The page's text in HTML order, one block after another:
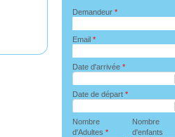
Demandeur *
Email *
Date d'arrivée *
Date de départ *
Nombre
d'Adultes *
Nombre
d'enfants